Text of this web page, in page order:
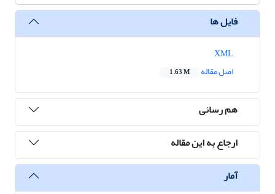
فایل ها
اصل مقاله
1.63 M
هم رسانی
ارجاع به این مقاله
آمار